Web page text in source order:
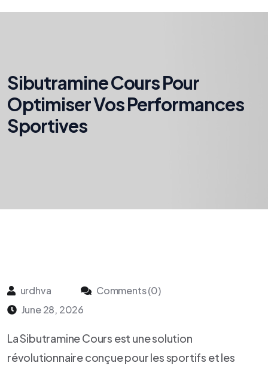
Sibutramine Cours Pour
Optimiser Vos Performances
Sportives
urdhva
Comments (0)
June 28, 2026
La Sibutramine Cours est une solution
révolutionnaire conçue pour les sportifs et les